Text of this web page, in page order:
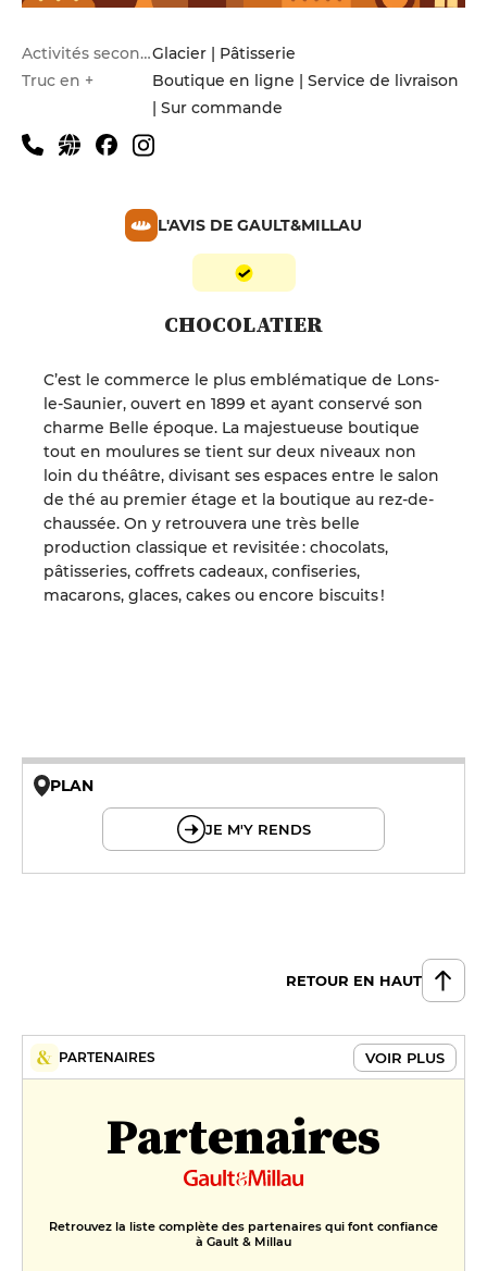
Activités secondairesGlacier | Pâtisserie
Truc en +
Boutique en ligne | Service de livraison
| Sur commande
L'AVIS DE GAULT&MILLAU
CHOCOLATIER
C’est le commerce le plus emblématique de Lons-
le-Saunier, ouvert en 1899 et ayant conservé son
charme Belle époque. La majestueuse boutique
tout en moulures se tient sur deux niveaux non
loin du théâtre, divisant ses espaces entre le salon
de thé au premier étage et la boutique au rez-de-
chaussée. On y retrouvera une très belle
production classique et revisitée : chocolats,
pâtisseries, coffrets cadeaux, confiseries,
macarons, glaces, cakes ou encore biscuits !
PLAN
JE M'Y RENDS
RETOUR EN HAUT
PARTENAIRES VOIR PLUS
Partenaires
Retrouvez la liste complète des partenaires qui font confiance
à Gault & Millau